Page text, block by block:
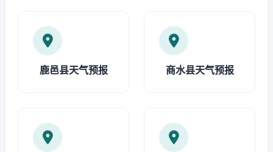
鹿邑县天气预报 商水县天气预报